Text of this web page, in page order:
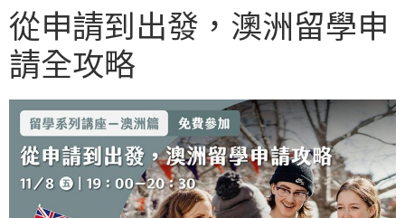
從申請到出發，澳洲留學申
請全攻略